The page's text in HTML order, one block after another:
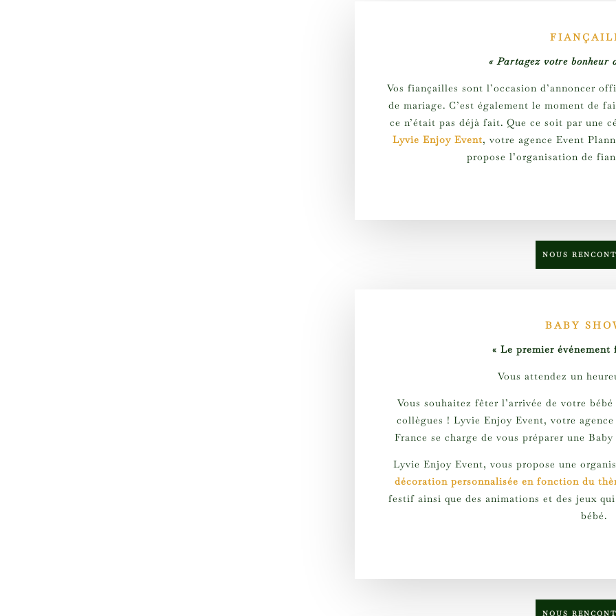
« Partagez votre bonheur
Vos fiançailles sont l’occasion d’annoncer
de mariage. C’est également le moment de
ce n’était pas déjà fait. Que ce soit par
Lyvie Enjoy Event, votre agence Event
propose l’organisation de
NOUS
BABY
« Le premier
Vous attendez un
Vous souhaitez fêter l’arrivée de votre
collègues ! Lyvie Enjoy Event, votre
France se charge de vous préparer une Baby
Lyvie Enjoy Event, vous propose une
décoration personnalisée en fonction du
festif ainsi que des animations et des jeux
bébé.
NOUS